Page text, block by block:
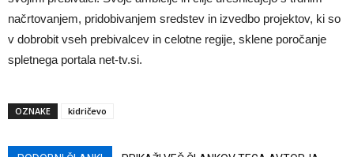
načrtovanjem, pridobivanjem sredstev in izvedbo projektov, ki so
v dobrobit vseh prebivalcev in celotne regije, sklene poročanje
spletnega portala net-tv.si.
OZNAKE kidričevo